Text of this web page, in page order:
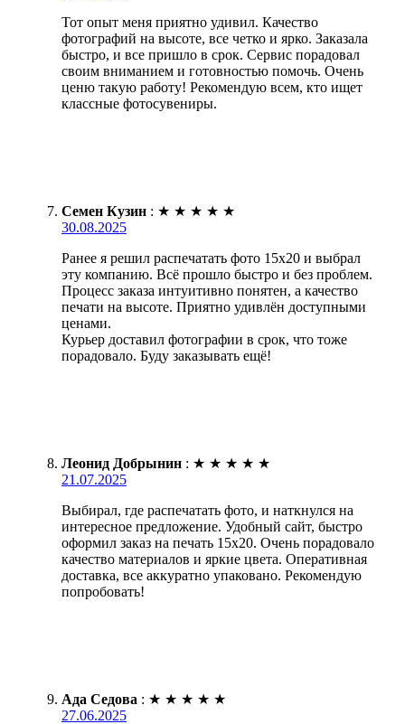
Тот опыт меня приятно удивил. Качество
фотографий на высоте, все четко и ярко. Заказала
быстро, и все пришло в срок. Сервис порадовал
своим вниманием и готовностью помочь. Очень
ценю такую работу! Рекомендую всем, кто ищет
классные фотосувениры.
Семен Кузин : ★ ★ ★ ★ ★
30.08.2025
Ранее я решил распечатать фото 15х20 и выбрал
эту компанию. Всё прошло быстро и без проблем.
Процесс заказа интуитивно понятен, а качество
печати на высоте. Приятно удивлён доступными
ценами.
Курьер доставил фотографии в срок, что тоже
порадовало. Буду заказывать ещё!
Леонид Добрынин : ★ ★ ★ ★ ★
21.07.2025
Выбирал, где распечатать фото, и наткнулся на
интересное предложение. Удобный сайт, быстро
оформил заказ на печать 15х20. Очень порадовало
качество материалов и яркие цвета. Оперативная
доставка, все аккуратно упаковано. Рекомендую
попробовать!
Ада Седова : ★ ★ ★ ★ ★
27.06.2025